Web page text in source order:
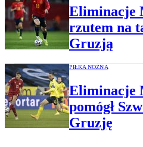
Eliminacje
rzutem na
Gruzją
PIŁKA NOŻNA
Eliminacje
pomógł
Gruzję